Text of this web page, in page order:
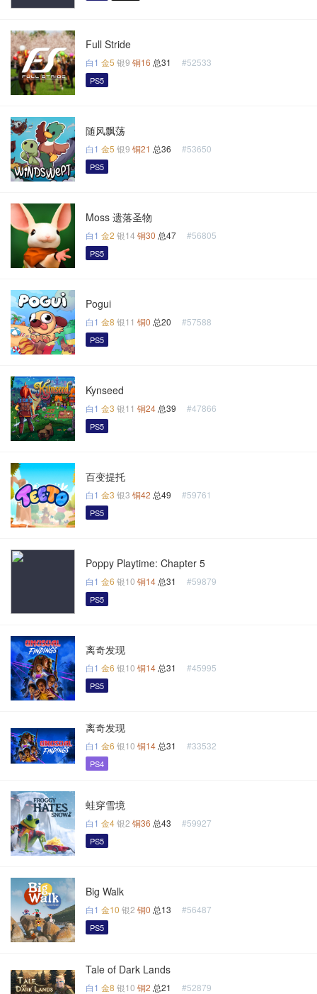
Full Stride
白1 金5 银9 铜16 总31 #52533
PS5
随风飘荡
白1 金5 银9 铜21 总36 #53650
PS5
Moss 遗落圣物
白1 金2 银14 铜30 总47 #56805
PS5
Pogui
白1 金8 银11 铜0 总20 #57588
PS5
Kynseed
白1 金3 银11 铜24 总39 #47866
PS5
百变提托
白1 金3 银3 铜42 总49 #59761
PS5
Poppy Playtime: Chapter 5
白1 金6 银10 铜14 总31 #59879
PS5
离奇发现
白1 金6 银10 铜14 总31 #45995
PS5
离奇发现
白1 金6 银10 铜14 总31 #33532
PS4
蛙穿雪境
白1 金4银2 铜36 总43 #59927
PS5
Big Walk
白1 金10 银2 铜0 总13 #56487
PS5
Tale of Dark Lands
白1 金8 银10 铜2 总21 #52879